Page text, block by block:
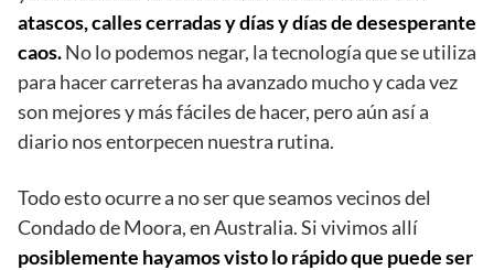
atascos, calles cerradas y días y días de desesperante
caos.No lo podemos negar, la tecnología que se utiliza
para hacer carreteras ha avanzado mucho y cada vez
son mejores y más fáciles de hacer, pero aún así a
diario nos entorpecen nuestra rutina.
Todo esto ocurre a no ser que seamos vecinos del
Condado de Moora, en Australia. Si vivimos allí
posiblemente hayamos visto lo rápido que puede ser